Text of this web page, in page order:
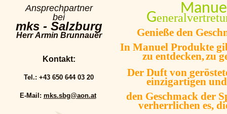
Ansprechpartner
bei
mks - Salzburg
Herr Armin Brunnauer
Kontakt:
Tel.: +43 650 644 03 20
E-Mail: mks.sbg@aon.at
G
Genieße den
In Manuel Produkte
zu entdecken,zu
Der Duft von
einzigartigen
den Geschmack der
verherrlichen es,